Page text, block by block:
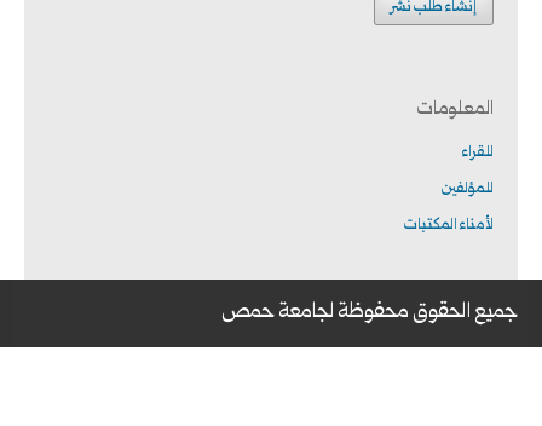
إنشاء طلب نشر
المعلومات
للقراء
للمؤلفين
لأمناء المكتبات
جميع الحقوق محفوظة لجامعة حمص